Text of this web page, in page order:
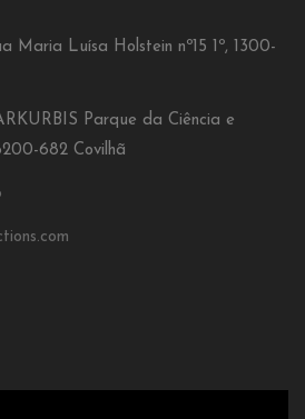
Maria Luísa Holstein nº15 1º, 1300-
Parque da Ciência e
682 Covilhã